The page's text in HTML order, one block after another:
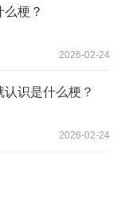
梗？
2026-02-24
识是什么梗？
2026-02-24